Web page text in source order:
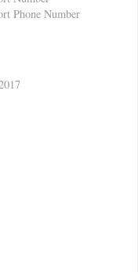
Phone Number